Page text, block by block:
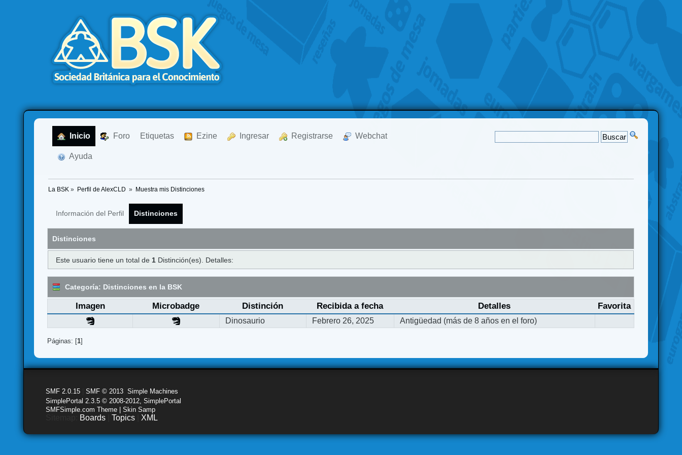
Inicio Foro Etiquetas Ezine Ingresar Registrarse Webchat
Ayuda
La BSK » Perfil de AlexCLD » Muestra mis Distinciones
Información del Perfil Distinciones
Distinciones
Este usuario tiene un total de 1Distinción(es). Detalles:
Categoría: Distinciones en la BSK
Imagen Microbadge Distinción Recibida a fecha Detalles Favorita
Dinosaurio Febrero 26, 2025 Antigüedad (más de 8 años en el foro)
Páginas: [1]
SMF 2.0.15 |SMF © 2013 ,Simple Machines
SimplePortal 2.3.5 © 2008-2012, SimplePortal
SMFSimple.com Theme | Skin Samp
Boards |Topics XML